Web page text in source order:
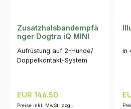
Zusatzhalsbandempfä
nger Dogtra iQ MINI
Aufrüstung auf 2-Hunde/
Doppelkontakt-System
Regulärer Preis:
EUR 146.50
Preise inkl. MwSt. zzgl.
in